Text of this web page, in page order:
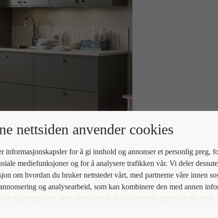
nettsiden anvender cookies
informasjonskapsler for å gi innhold og annonser et personlig preg,
mediefunksjoner og for å analysere trafikken vår. Vi deler
om hvordan du bruker nettstedet vårt, med partnerne våre innen
og analysearbeid, som kan kombinere den med annen
tilgjengelig for dem, eller som de har samlet inn gjennom din bruk